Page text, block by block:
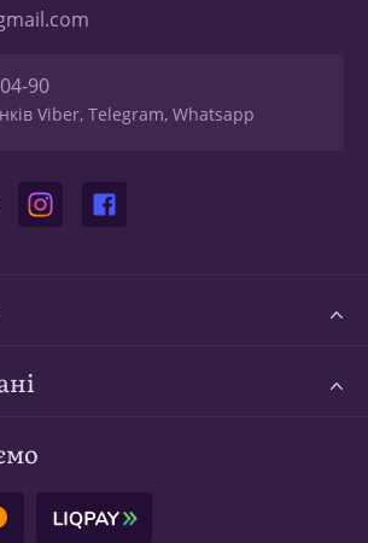
90
Viber, Telegram, Whatsapp